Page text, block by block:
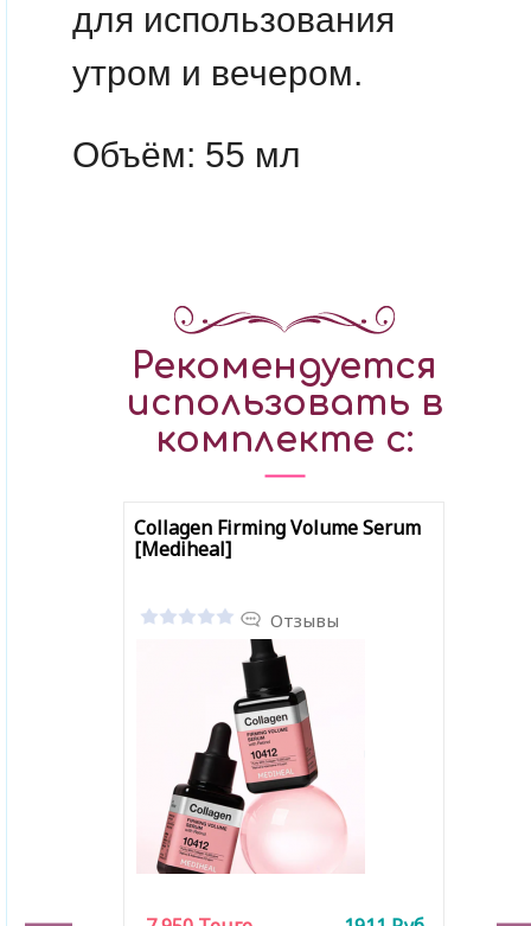
для использования
утром и вечером.
Объём: 55 мл
Рекомендуется
использовать в
комплекте с:
Collagen Firming Volume Serum
[Mediheal]
Отзывы